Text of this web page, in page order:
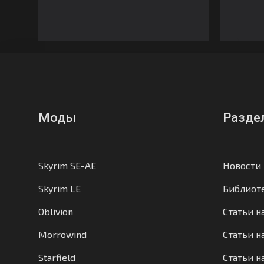
Моды
Skyrim SE-AE
Skyrim LE
Oblivion
Morrowind
Starfield
Новости
Статьи
Статьи
Статьи